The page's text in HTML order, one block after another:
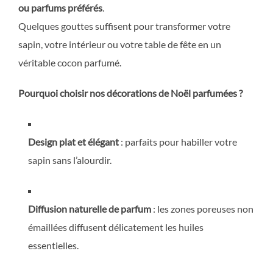
ou parfums préférés.
Quelques gouttes suffisent pour transformer votre
sapin, votre intérieur ou votre table de fête en un
véritable cocon parfumé.
Pourquoi choisir nos décorations de Noël parfumées ?
Design plat et élégant : parfaits pour habiller votre
sapin sans l’alourdir.
Diffusion naturelle de parfum : les zones poreuses non
émaillées diffusent délicatement les huiles
essentielles.